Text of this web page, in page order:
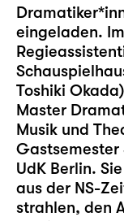
eingeladen.
Toshiki
Master
Musik und
Gastsemester
UdK Berlin.
aus der NS-
strahlen, den